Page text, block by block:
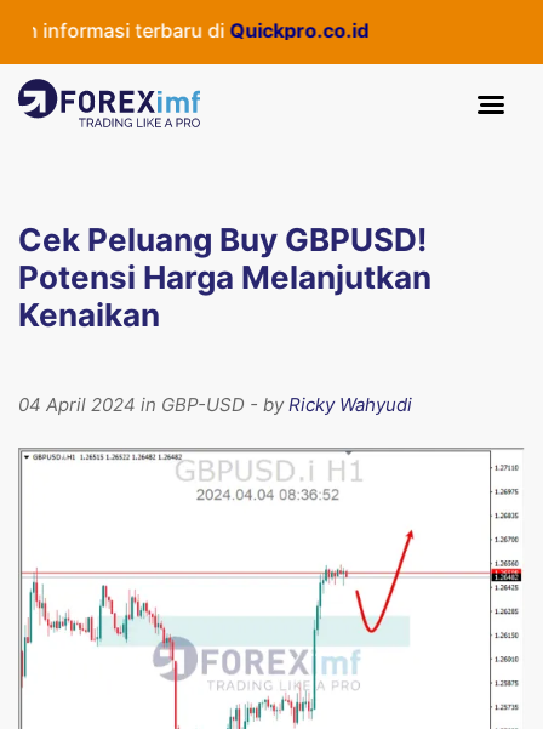
informasi terbaru diQuickpro.co.id
Cek Peluang Buy GBPUSD!
Potensi Harga Melanjutkan
Kenaikan
04 April 2024 in GBP-USD - byRicky Wahyudi